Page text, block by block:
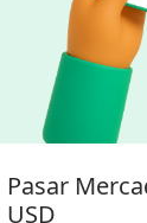
Pasar
USD